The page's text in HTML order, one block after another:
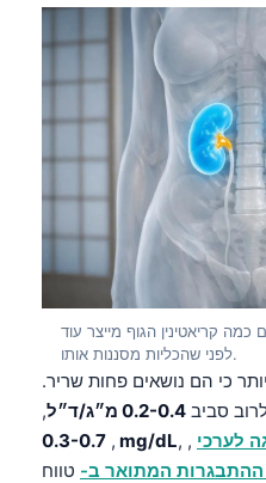
כמה קריאטינין הגוף מייצר עוד
לפני שהכליות מסננות אותו.
כי הם נושאים פחות שריר.
סביב 0.2-0.4 מ״ג/ד״ל
,
, 0.3-0.7 mg/dL, , לערכי
ההתבגרות המתואר ב- טווח